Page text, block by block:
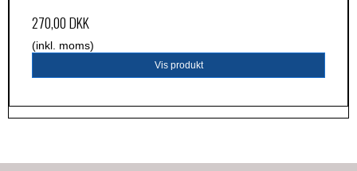
270,00 DKK
(inkl. moms)
Vis produkt